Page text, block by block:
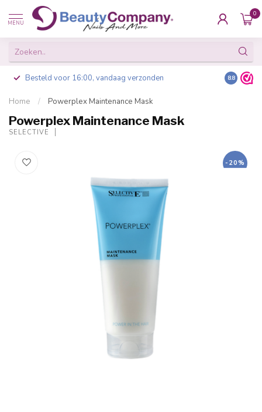
MENU
0
Besteld voor 16:00, vandaag verzonden 8.8
Home / Powerplex Maintenance Mask
Powerplex Maintenance Mask
SELECTIVE
-20%